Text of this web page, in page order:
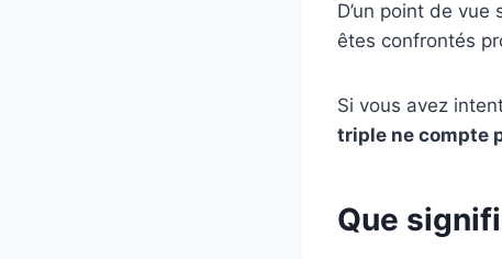
D’un point de
êtes confrontés
Si vous avez
triple ne compte
Que